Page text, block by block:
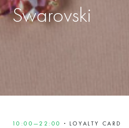
Swarovski
10:00—22:00 · LOYALTY CARD